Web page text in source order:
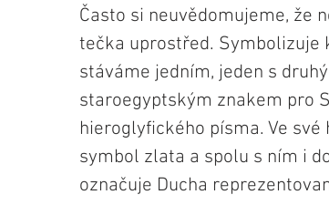
Často si neuvědomujeme, že
tečka uprostřed. Symbolizuje
stáváme jedním, jeden s
staroegyptským znakem pro
hieroglyfického písma. Ve
symbol zlata a spolu s ním i
označuje Ducha